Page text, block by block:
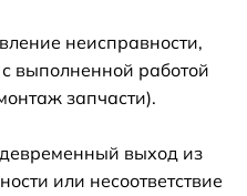
неисправности,
выполненной работой
запчасти).
выход из
или несоответствие